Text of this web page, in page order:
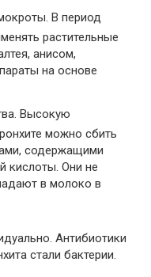
В период
растительные
анисом,
на основе
Высокую
можно сбить
содержащими
кислоты. Они не
в молоко в
Антибиотики
стали бактерии.